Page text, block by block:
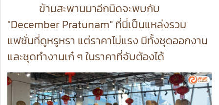
ข้ามสะพานมาอีกนิดจะพบกับ
"December Pratunam" ที่นี่เป็นแหล่งรวม
แฟชั่นที่ดูหรูหรา แต่ราคาไม่แรง มีทั้งชุดออกงาน
และชุดทำงานเก๋ ๆ ในราคาที่จับต้องได้